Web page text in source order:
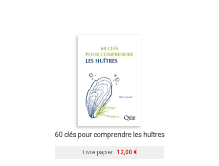
60 clés pour comprendre les huîtres
Livre papier 12,00 €